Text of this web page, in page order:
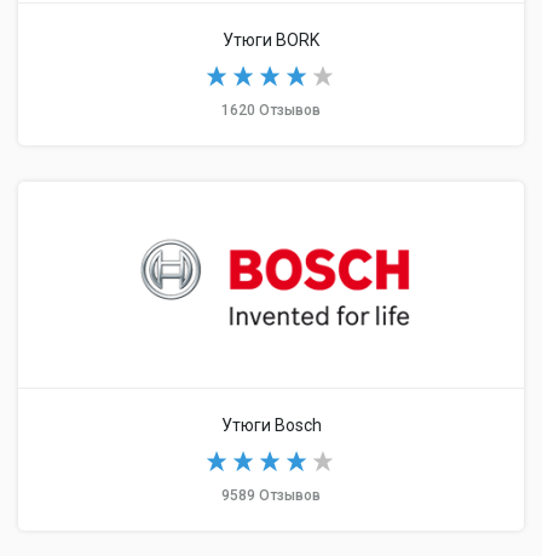
Утюги BORK
1620 Отзывов
Утюги Bosch
9589 Отзывов